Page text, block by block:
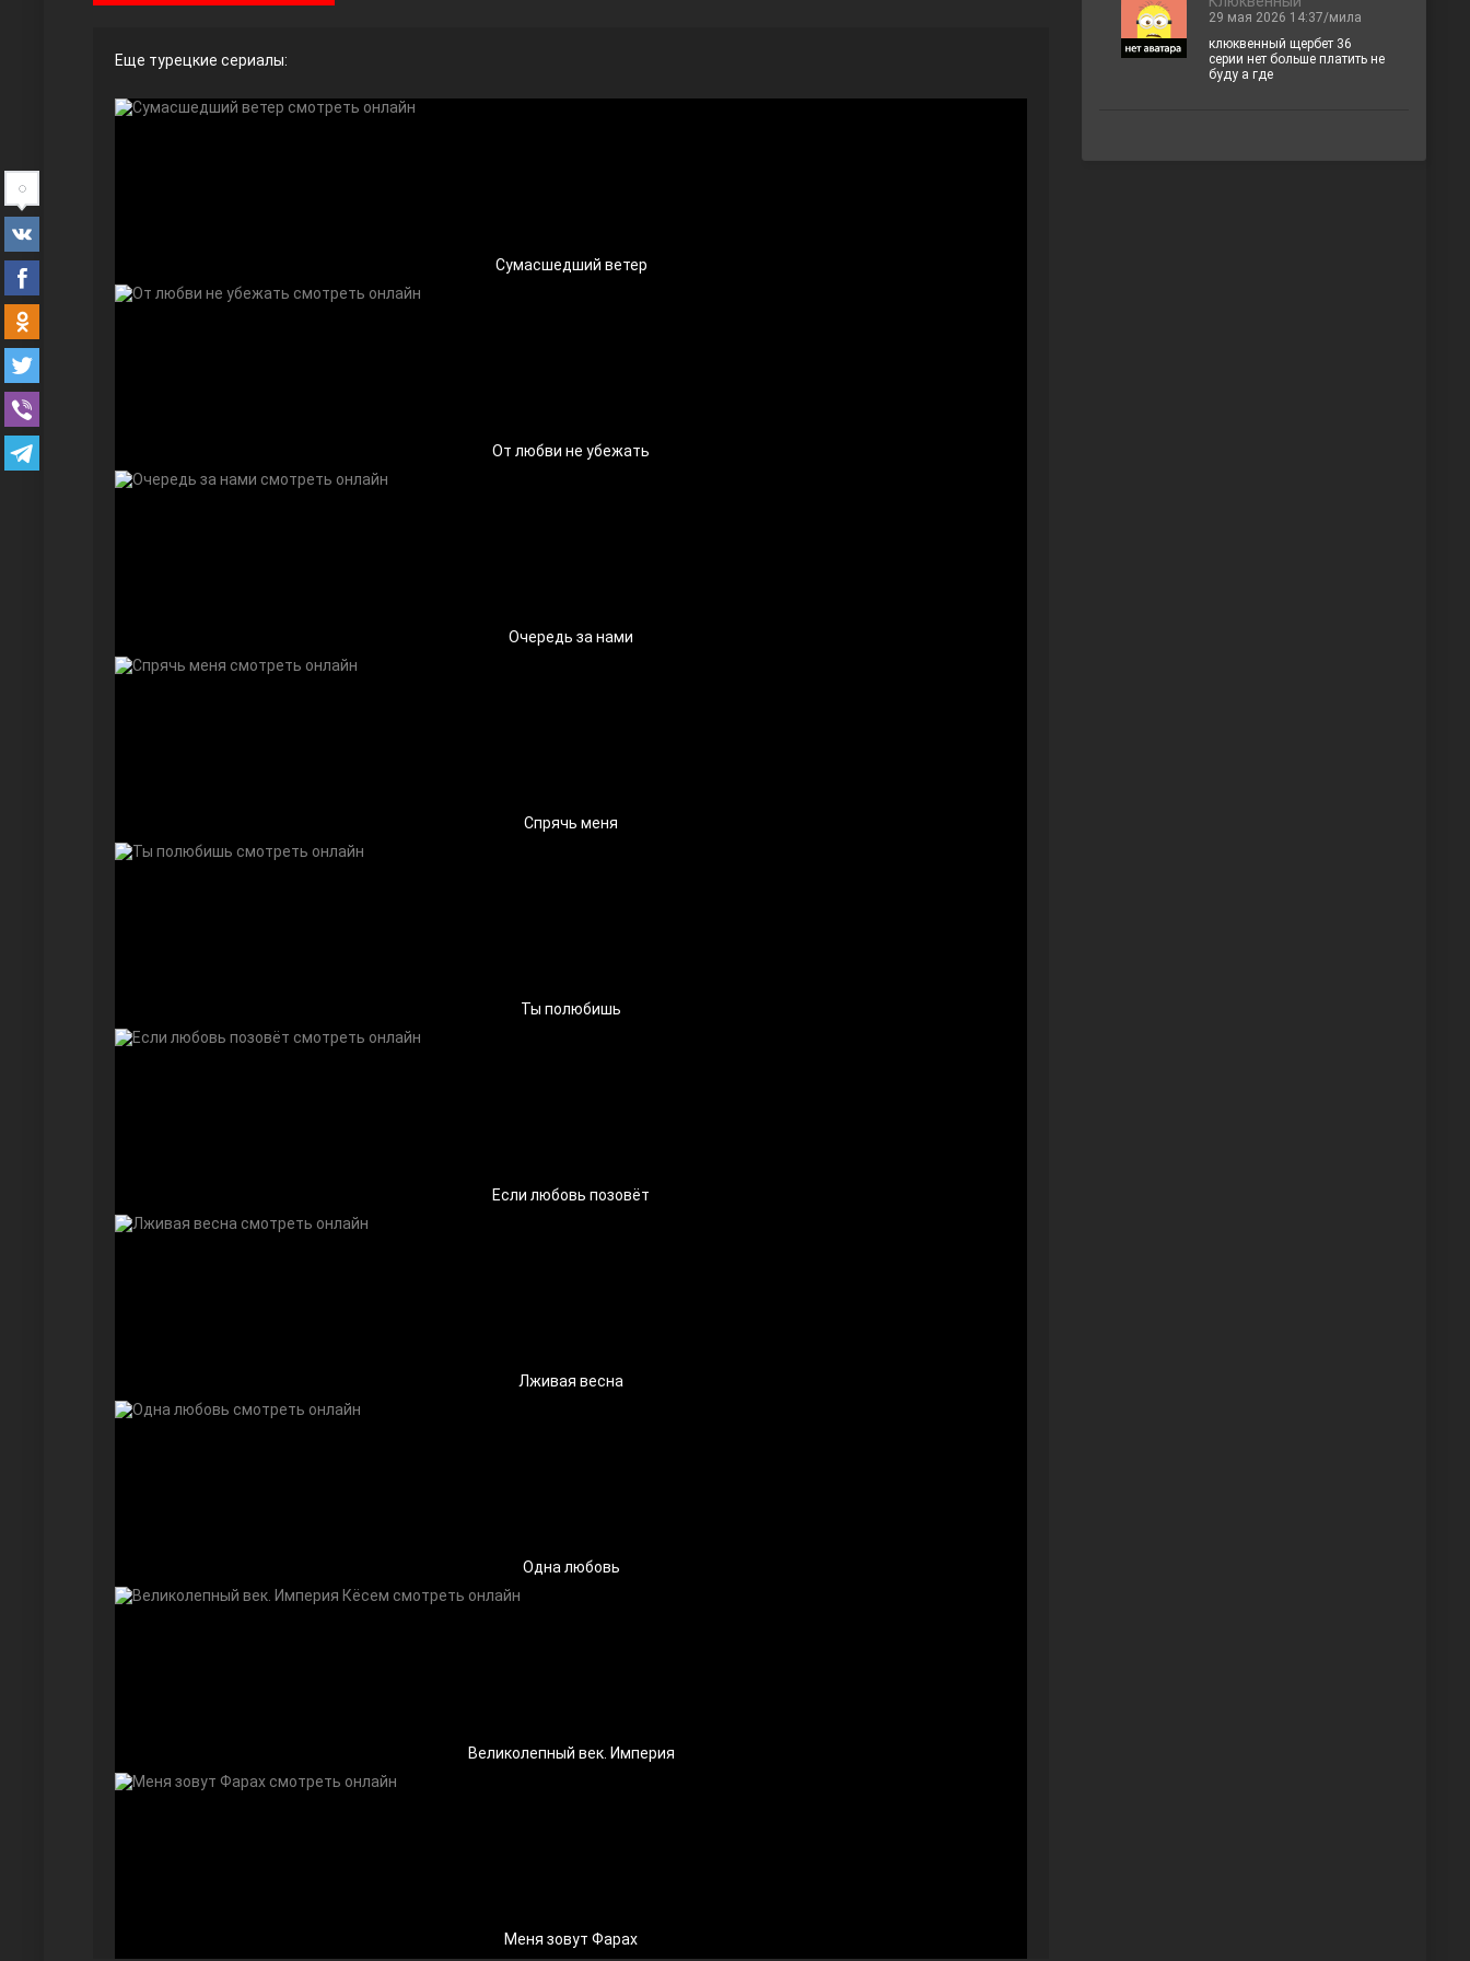
Ты назови
Девушка за стеклом
Еще турецкие сериалы:
Сумасшедший ветер
От любви не убежать
Очередь за нами
Спрячь меня
Ты полюбишь
Если любовь позовёт
Лживая весна
Одна любовь
Великолепный век. Империя
Меня зовут Фарах
29 мая 2026 14:37/мила
клюквенный щербет 36
серии нет больше платить не
буду а где